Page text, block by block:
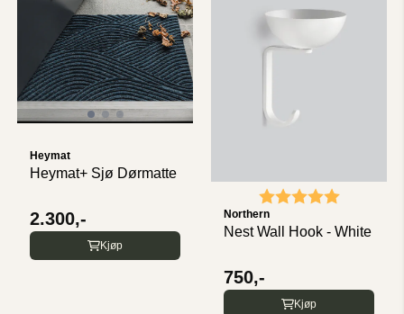
Heymat
Heymat+ Sjø Dørmatte
2.300,-
Kjøp
Karakter: 5.0 av 5
Northern
Nest Wall Hook - White
750,-
Kjøp